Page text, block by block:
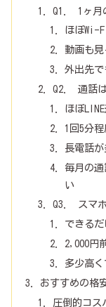
Q1. 1ヶ月
ほぼWi-
動画も
外出先で
Q2. 通話は
ほぼ
1回5分
長電話
毎月の
い
Q3. スマホ
できるだ
2,000円
多少高く
おすすめの格
圧倒的コス